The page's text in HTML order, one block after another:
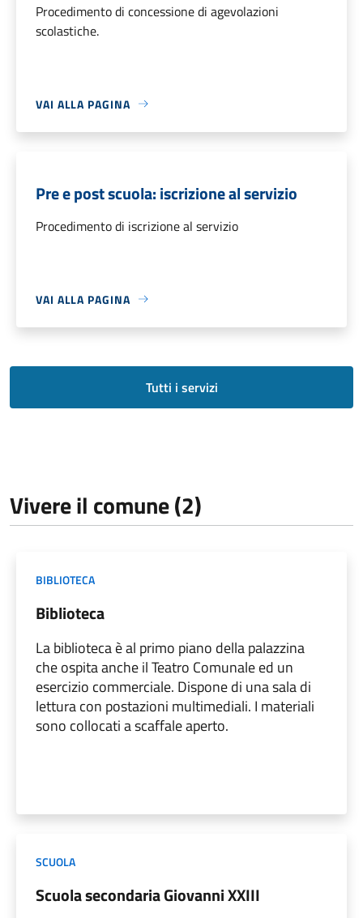
Procedimento di concessione di agevolazioni
scolastiche.
VAI ALLA PAGINA
Pre e post scuola: iscrizione al servizio
Procedimento di iscrizione al servizio
VAI ALLA PAGINA
Tutti i servizi
Vivere il comune (2)
BIBLIOTECA
Biblioteca
La biblioteca è al primo piano della palazzina
che ospita anche il Teatro Comunale ed un
esercizio commerciale. Dispone di una sala di
lettura con postazioni multimediali. I materiali
sono collocati a scaffale aperto.
SCUOLA
Scuola secondaria Giovanni XXIII